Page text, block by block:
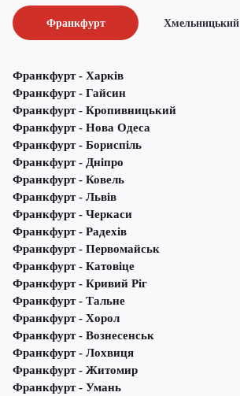
Франкфурт Хмельницький
Франкфурт - Харків
Франкфурт - Гайсин
Франкфурт - Кропивницький
Франкфурт - Нова Одеса
Франкфурт - Бориспіль
Франкфурт - Дніпро
Франкфурт - Ковель
Франкфурт - Львів
Франкфурт - Черкаси
Франкфурт - Радехів
Франкфурт - Первомайськ
Франкфурт - Катовіце
Франкфурт - Кривий Ріг
Франкфурт - Тальне
Франкфурт - Хорол
Франкфурт - Вознесенськ
Франкфурт - Лохвиця
Франкфурт - Житомир
Франкфурт - Умань